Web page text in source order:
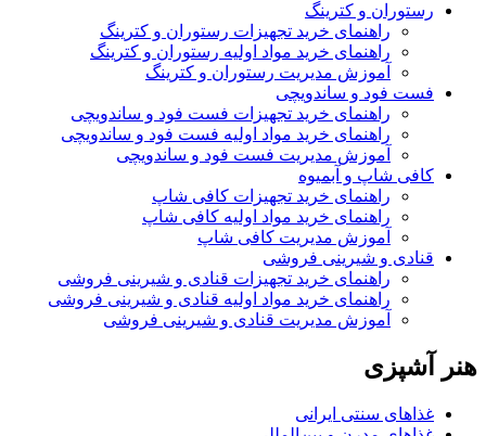
رستوران و کترینگ
راهنمای خرید تجهیزات رستوران و کترینگ
راهنمای خرید مواد اولیه رستوران و کترینگ
آموزش مدیریت رستوران و کترینگ
فست فود و ساندویچی
راهنمای خرید تجهیزات فست فود و ساندویچی
راهنمای خرید مواد اولیه فست فود و ساندویچی
آموزش مدیریت فست فود و ساندویچی
کافی شاپ و آبمیوه
راهنمای خرید تجهیزات کافی شاپ
راهنمای خرید مواد اولیه کافی‌ شاپ‌
آموزش مدیریت کافی شاپ
قنادی و شیرینی فروشی
راهنمای خرید تجهیزات قنادی و شیرینی فروشی
راهنمای خرید مواد اولیه قنادی و شیرینی فروشی
آموزش مدیریت قنادی و شیرینی فروشی
هنر آشپزی
غذاهای سنتی ایرانی